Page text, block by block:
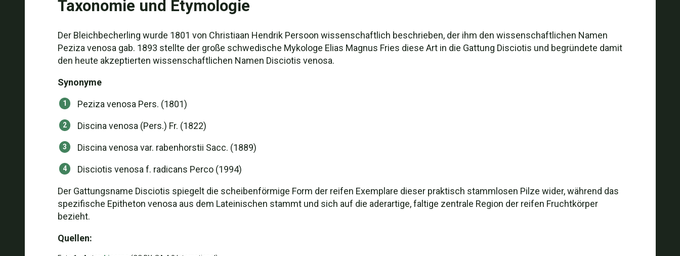
Taxonomie und Etymologie
Der Bleichbecherling wurde 1801 von Christiaan Hendrik Persoon wissenschaftlich beschrieben, der ihm den wissenschaftlichen Namen
Peziza venosa gab. 1893 stellte der große schwedische Mykologe Elias Magnus Fries diese Art in die Gattung Disciotis und begründete damit
den heute akzeptierten wissenschaftlichen Namen Disciotis venosa.
Synonyme
Peziza venosa Pers. (1801)
Discina venosa (Pers.) Fr. (1822)
Discina venosa var. rabenhorstii Sacc. (1889)
Disciotis venosa f. radicans Perco (1994)
Der Gattungsname Disciotis spiegelt die scheibenförmige Form der reifen Exemplare dieser praktisch stammlosen Pilze wider, während das
spezifische Epitheton venosa aus dem Lateinischen stammt und sich auf die aderartige, faltige zentrale Region der reifen Fruchtkörper
bezieht.
Quellen: